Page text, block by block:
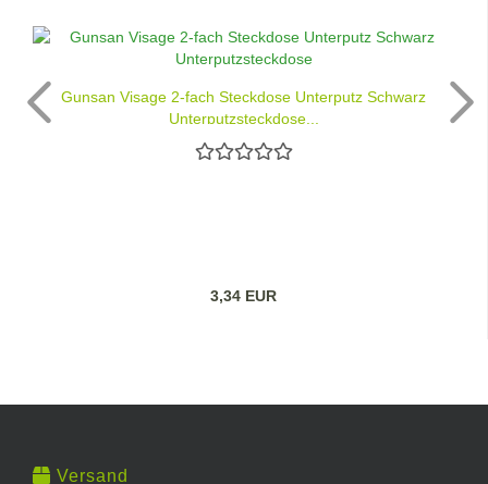
Gunsan Visage 2-fach Steckdose Unterputz Schwarz
Unterputzsteckdose...
3,34 EUR
Versand